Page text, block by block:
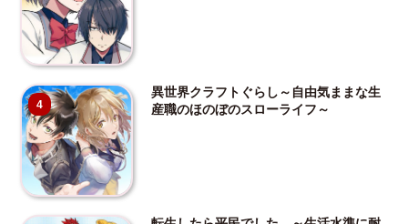
4
異世界クラフトぐらし～自由気ままな生
産職のほのぼのスローライフ～